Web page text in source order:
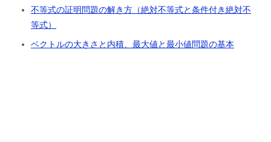
不等式の証明問題の解き方（絶対不等式と条件付き絶対不
等式）
ベクトルの大きさと内積、最大値と最小値問題の基本